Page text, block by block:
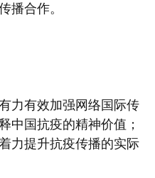
播合作。
力有效加强网络国际传
中国抗疫的精神价值；
力提升抗疫传播的实际